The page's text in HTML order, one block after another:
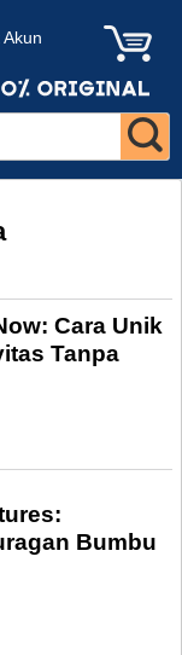
Cara Unik
Tanpa
Bumbu